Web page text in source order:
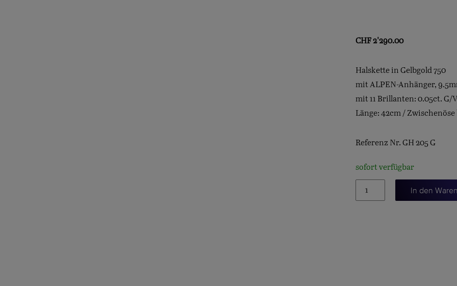
CHF2'290.00
Halskette in Gelbgold 750
mit ALPEN-Anhänger,
mit 11 Brillanten: 0.05ct. G/
Länge: 42cm / Zwischenöse
Referenz Nr. GH 205 G
sofort verfügbar
mit
In den